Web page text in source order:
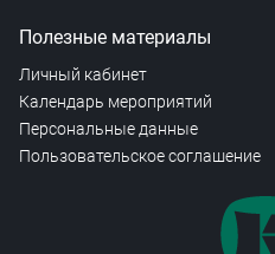
Полезные материалы
Личный кабинет
Календарь мероприятий
Персональные данные
Пользовательское соглашение